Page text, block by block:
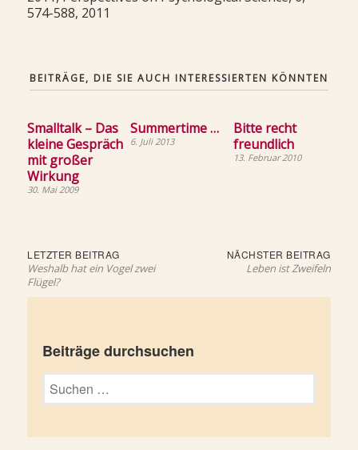
574-588, 2011
BEITRÄGE, DIE SIE AUCH INTERESSIERTEN KÖNNTEN
Smalltalk – Das
kleine Gespräch
mit großer
Wirkung
30. Mai 2009
Summertime …
6. Juli 2013
Bitte recht
freundlich
13. Februar 2010
Beitragsnavigation
LETZTER BEITRAGLetzter
Beitrag:
Weshalb hat ein Vogel zwei
Flügel?
NÄCHSTER BEITRAG
Leben ist Zweifeln
Beiträge durchsuchen
Suchen
nach: